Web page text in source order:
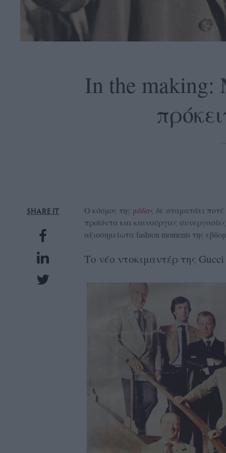
In the making:
SHARE IT O κόσμος της μόδας δε σταματάει
προϊόντα και καινούργιες
αξιοσημείωτα fashion moments της
Το νέο ντοκιμαντέρ της